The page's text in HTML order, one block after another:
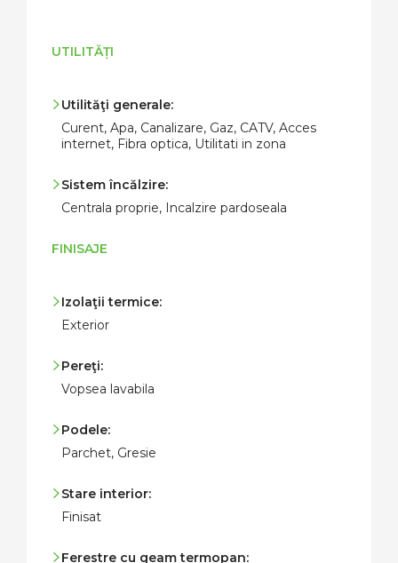
UTILITĂȚI
Utilităţi generale:
Curent, Apa, Canalizare, Gaz, CATV, Acces
internet, Fibra optica, Utilitati in zona
Sistem încălzire:
Centrala proprie, Incalzire pardoseala
FINISAJE
Izolaţii termice:
Exterior
Pereţi:
Vopsea lavabila
Podele:
Parchet, Gresie
Stare interior:
Finisat
Ferestre cu geam termopan: